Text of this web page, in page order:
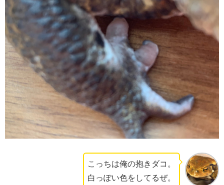
こっちは俺の抱きダコ。
白っぽい色をしてるぜ。